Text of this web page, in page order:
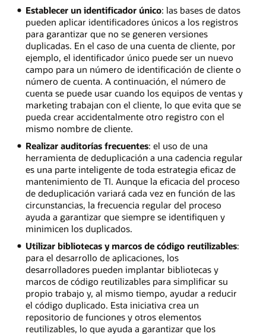
Establecer un identificador único: las bases de datos
pueden aplicar identificadores únicos a los registros
para garantizar que no se generen versiones
duplicadas. En el caso de una cuenta de cliente, por
ejemplo, el identificador único puede ser un nuevo
campo para un número de identificación de cliente o
número de cuenta. A continuación, el número de
cuenta se puede usar cuando los equipos de ventas y
marketing trabajan con el cliente, lo que evita que se
pueda crear accidentalmente otro registro con el
mismo nombre de cliente.
Realizar auditorías frecuentes: el uso de una
herramienta de deduplicación a una cadencia regular
es una parte inteligente de toda estrategia eficaz de
mantenimiento de TI. Aunque la eficacia del proceso
de deduplicación variará cada vez en función de las
circunstancias, la frecuencia regular del proceso
ayuda a garantizar que siempre se identifiquen y
minimicen los duplicados.
Utilizar bibliotecas y marcos de código reutilizables:
para el desarrollo de aplicaciones, los
desarrolladores pueden implantar bibliotecas y
marcos de código reutilizables para simplificar su
propio trabajo y, al mismo tiempo, ayudar a reducir
el código duplicado. Esta iniciativa crea un
repositorio de funciones y otros elementos
reutilizables, lo que ayuda a garantizar que los